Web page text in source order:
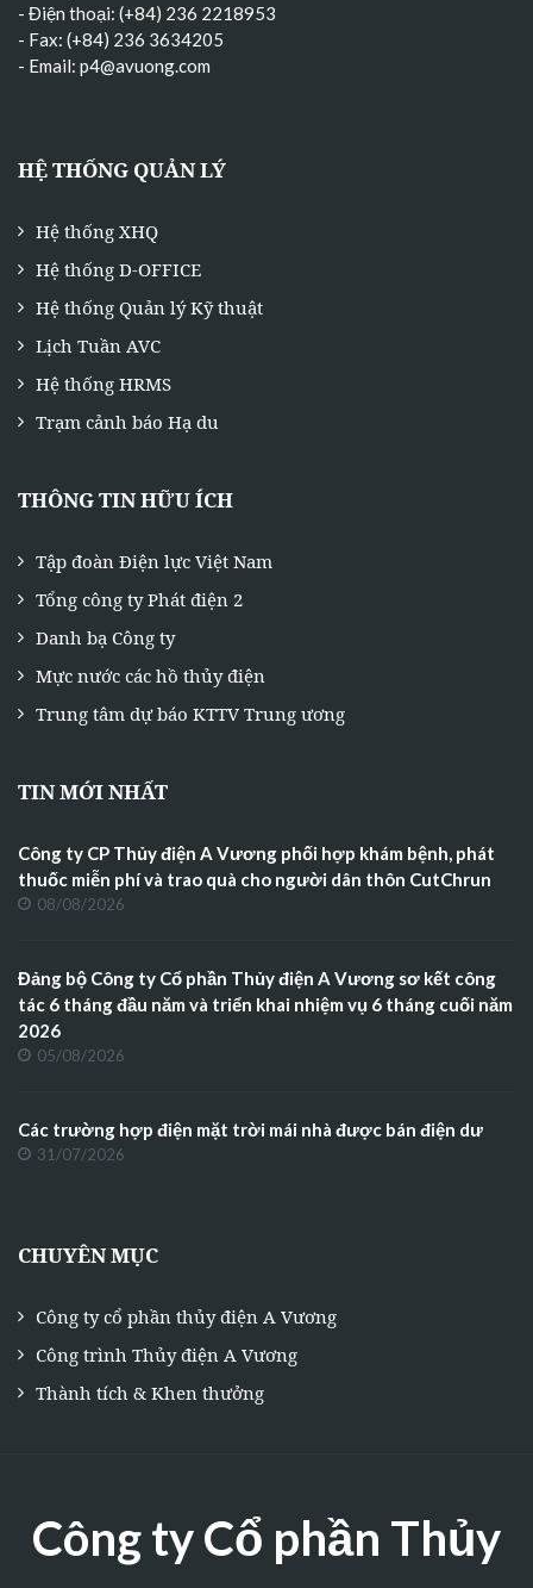
- Điện thoại: (+84) 236 2218953
- Fax: (+84) 236 3634205
- Email: p4@avuong.com
HỆ THỐNG QUẢN LÝ
Hệ thống XHQ
Hệ thống D-OFFICE
Hệ thống Quản lý Kỹ thuật
Lịch Tuần AVC
Hệ thống HRMS
Trạm cảnh báo Hạ du
THÔNG TIN HỮU ÍCH
Tập đoàn Điện lực Việt Nam
Tổng công ty Phát điện 2
Danh bạ Công ty
Mực nước các hồ thủy điện
Trung tâm dự báo KTTV Trung ương
TIN MỚI NHẤT
Công ty CP Thủy điện A Vương phối hợp khám bệnh, phát
thuốc miễn phí và trao quà cho người dân thôn CutChrun
08/08/2026
Đảng bộ Công ty Cổ phần Thủy điện A Vương sơ kết công
tác 6 tháng đầu năm và triển khai nhiệm vụ 6 tháng cuối năm
2026
05/08/2026
Các trường hợp điện mặt trời mái nhà được bán điện dư
31/07/2026
CHUYÊN MỤC
Công ty cổ phần thủy điện A Vương
Công trình Thủy điện A Vương
Thành tích & Khen thưởng
Công ty Cổ phần Thủy